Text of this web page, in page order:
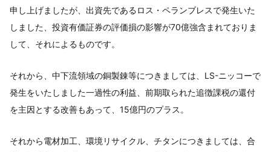
申し上げましたが、出資先であるロス・ペランブレスで発生いた
しました、投資有価証券の評価損の影響が70億強含まれておりま
して、それによるものです。
それから、中下流領域の銅製錬等につきましては、LS-ニッコーで
発生をいたしました一過性の利益、前期取られた追徴課税の還付
を主因とする改善もあって、15億円のプラス。
それから電材加工、環境リサイクル、チタンにつきましては、合